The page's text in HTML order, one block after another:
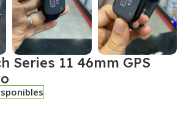
Series 11 46mm GPS